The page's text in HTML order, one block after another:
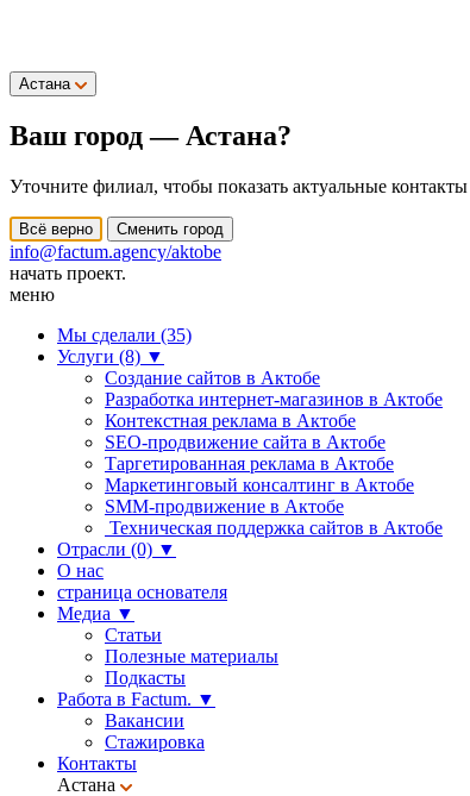
Астана
Ваш город — Астана?
Уточните филиал, чтобы показать актуальные
Всё верно Сменить город
info@factum.agency/aktobe
начать проект.
меню
Мы сделали (35)
Услуги (8) ▼
Создание сайтов в Актобе
Разработка интернет-магазинов в Актобе
Контекстная реклама в Актобе
SEO-продвижение сайта в Актобе
Таргетированная реклама в Актобе
Маркетинговый консалтинг в Актобе
SMM-продвижение в Актобе
Техническая поддержка сайтов в Актобе
Отрасли (0) ▼
О нас
страница основателя
Медиа ▼
Статьи
Полезные материалы
Подкасты
Работа в Factum. ▼
Вакансии
Стажировка
Контакты
Астана